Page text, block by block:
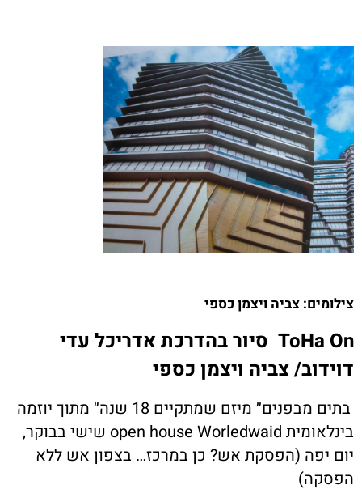
צילומים: צביה ויצמן כספי
ToHa On סיור בהדרכת אדריכל עדי
דוידוב/ צביה ויצמן כספי
בתים מבפנים״ מיזם שמתקיים 18 שנה״ מתוך יוזמה
בינלאומית
שישי בבוקר,
יום יפה (הפסקת אש? כן במרכז… בצפון אש ללא
הפסקה)